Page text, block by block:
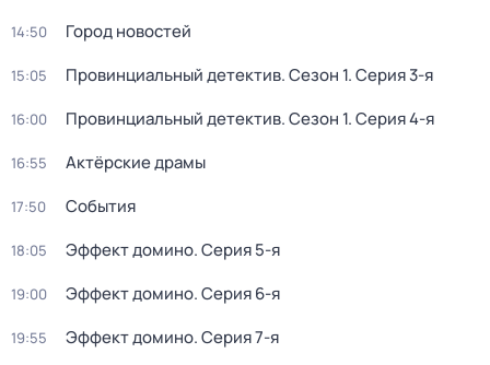
14:50 Город новостей
15:05 Провинциальный детектив. Сезон 1. Серия 3-я
16:00 Провинциальный детектив. Сезон 1. Серия 4-я
16:55 Актёрские драмы
17:50 События
18:05 Эффект домино. Серия 5-я
19:00 Эффект домино. Серия 6-я
19:55 Эффект домино. Серия 7-я